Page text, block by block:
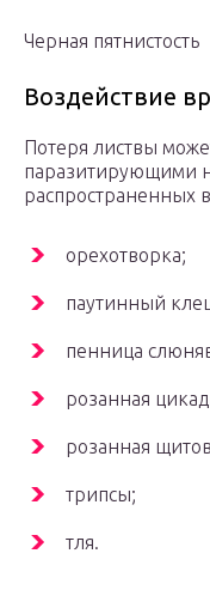
Черная пятнистость
Воздействие
Потеря листвы
паразитирующими
распространенных
орехотворка;
паутинный
пенница
розанная
розанная
трипсы;
тля.